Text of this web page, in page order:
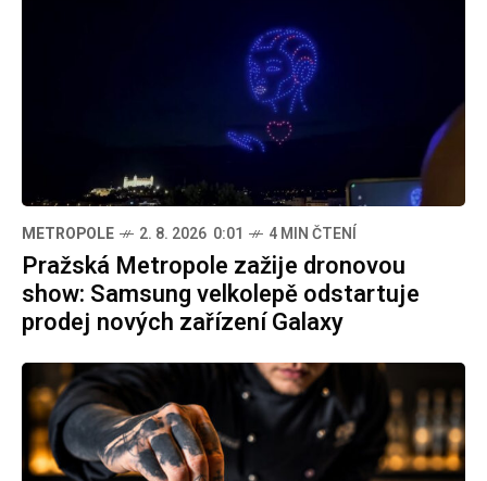
METROPOLE 2. 8. 2026 0:01 4 MIN ČTENÍ
Pražská Metropole zažije dronovou
show: Samsung velkolepě odstartuje
prodej nových zařízení Galaxy